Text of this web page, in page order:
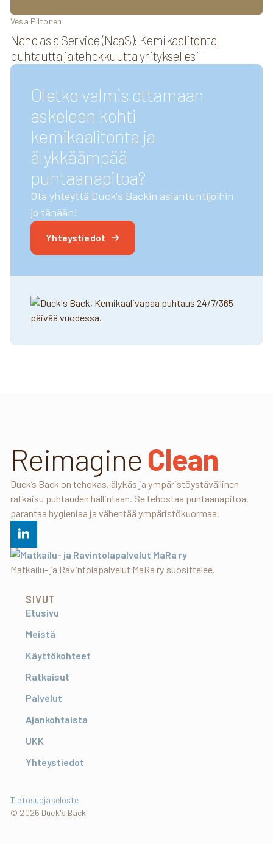
Nano as a Service (NaaS): Kemikaalitonta
puhtautta ja tehokkuutta yrityksellesi
Vesa Piltonen
Oletko valmis ottamaan
askeleen kohti
kemikaalitonta ja
älykkäämpää
puhtaanapitoa?
Ota yhteyttä Duck's Backin asiantuntijoihin
jo tänään!
Yhteystiedot
Reimagine Clean
Duck’s Back on tehokas, älykäs ja ympäristöystävällinen
ratkaisu puhtauden hallintaan. Se tehostaa puhtaanapitoa,
parantaa hygieniaa ja vähentää ympäristökuormaa.
Matkailu- ja Ravintolapalvelut MaRa ry suosittelee.
SIVUT
Etusivu
Meistä
Käyttökohteet
Ratkaisut
Palvelut
Ajankohtaista
UKK
Yhteystiedot
© 2026 Duck's Back
Tietosuojaseloste